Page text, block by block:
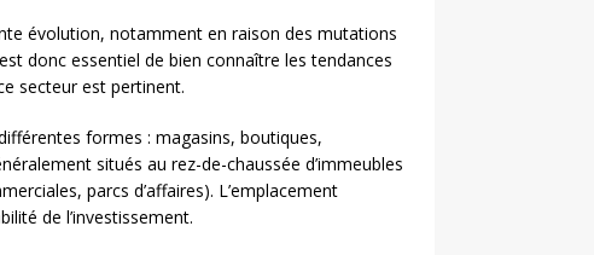
évolution, notamment en raison des mutations
donc essentiel de bien connaître les tendances
secteur est pertinent.
formes : magasins, boutiques,
situés au rez-de-chaussée d’immeubles
parcs d’affaires). L’emplacement
de l’investissement.